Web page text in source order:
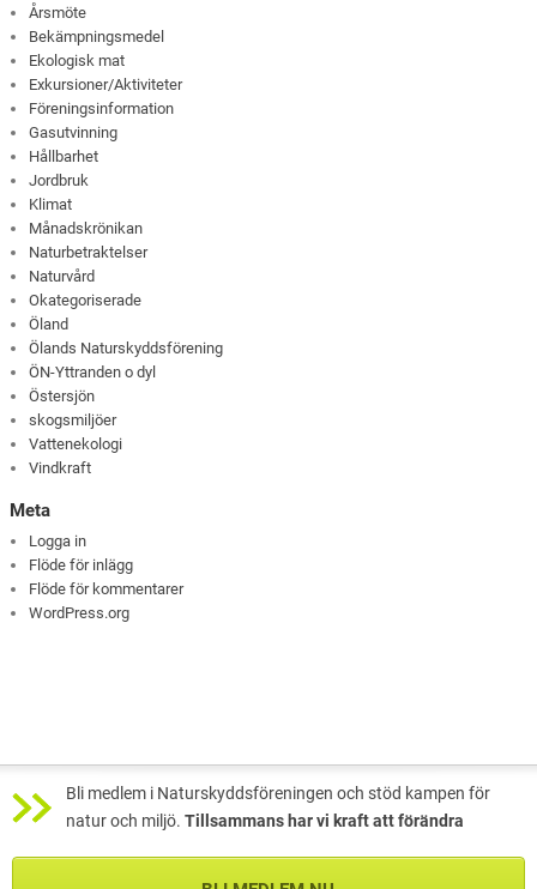
Årsmöte
Bekämpningsmedel
Ekologisk mat
Exkursioner/Aktiviteter
Föreningsinformation
Gasutvinning
Hållbarhet
Jordbruk
Klimat
Månadskrönikan
Naturbetraktelser
Naturvård
Okategoriserade
Öland
Ölands Naturskyddsförening
ÖN-Yttranden o dyl
Östersjön
skogsmiljöer
Vattenekologi
Vindkraft
Meta
Logga in
Flöde för inlägg
Flöde för kommentarer
WordPress.org
Bli medlem i Naturskyddsföreningen och stöd kampen för
natur och miljö. Tillsammans har vi kraft att förändra